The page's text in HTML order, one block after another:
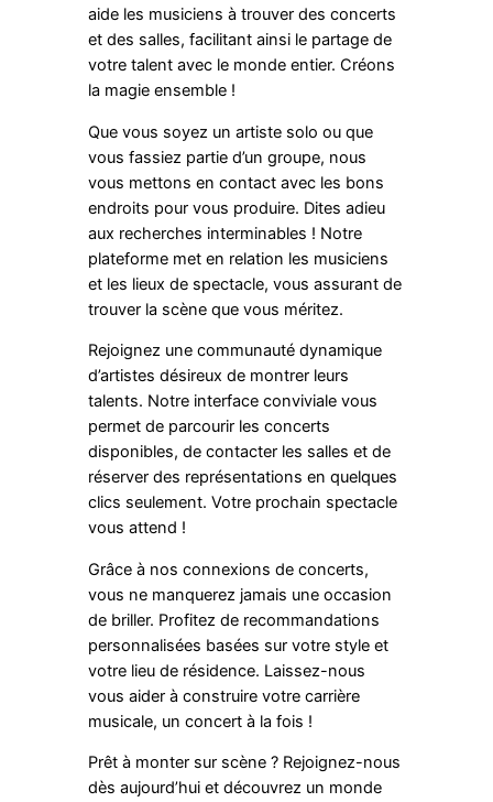
aide les musiciens à trouver des concerts
et des salles, facilitant ainsi le partage de
votre talent avec le monde entier. Créons
la magie ensemble !
Que vous soyez un artiste solo ou que
vous fassiez partie d’un groupe, nous
vous mettons en contact avec les bons
endroits pour vous produire. Dites adieu
aux recherches interminables ! Notre
plateforme met en relation les musiciens
et les lieux de spectacle, vous assurant de
trouver la scène que vous méritez.
Rejoignez une communauté dynamique
d’artistes désireux de montrer leurs
talents. Notre interface conviviale vous
permet de parcourir les concerts
disponibles, de contacter les salles et de
réserver des représentations en quelques
clics seulement. Votre prochain spectacle
vous attend !
Grâce à nos connexions de concerts,
vous ne manquerez jamais une occasion
de briller. Profitez de recommandations
personnalisées basées sur votre style et
votre lieu de résidence. Laissez-nous
vous aider à construire votre carrière
musicale, un concert à la fois !
Prêt à monter sur scène ? Rejoignez-nous
dès aujourd’hui et découvrez un monde